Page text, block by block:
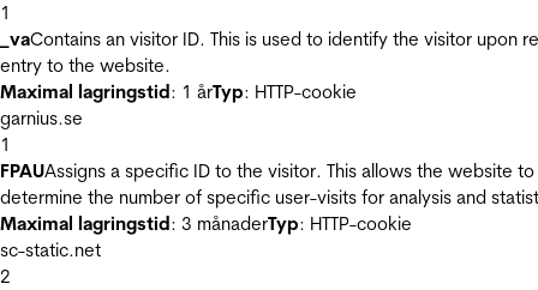
1
_vaContains an visitor ID. This is used to identify the visitor upon
entry to the website.
Maximal lagringstid: 1 årTyp: HTTP-cookie
garnius.se
1
FPAUAssigns a specific ID to the visitor. This allows the website to
determine the number of specific user-visits for analysis and
Maximal lagringstid: 3 månaderTyp: HTTP-cookie
sc-static.net
2